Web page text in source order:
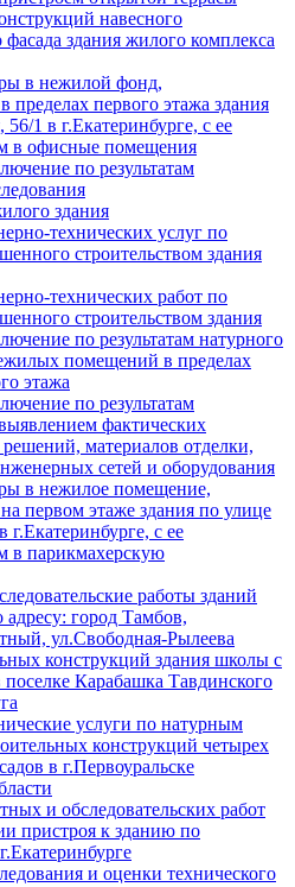
навесного
здания жилого комплекса
в нежилой фонд,
пределах первого этажа здания
56/1 в г.Екатеринбурге, с ее
в офисные помещения
по результатам
здания
технических услуг по
строительством здания
технических работ по
строительством здания
по результатам натурного
помещений в пределах
этажа
по результатам
фактических
материалов отделки,
сетей и оборудования
в нежилое помещение,
первом этаже здания по улице
г.Екатеринбурге, с ее
в парикмахерскую
работы зданий
город Тамбов,
ул.Свободная-Рылеева
конструкций здания школы с
поселке Карабашка Тавдинского
услуги по натурным
конструкций четырех
в г.Первоуральске
и обследовательских работ
пристроя к зданию по
и оценки технического